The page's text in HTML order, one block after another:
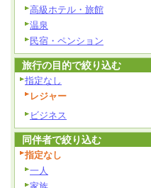
高級ホテル・旅館
温泉
民宿・ペンション
旅行の目的で絞り込む
指定なし
レジャー
ビジネス
同伴者で絞り込む
指定なし
一人